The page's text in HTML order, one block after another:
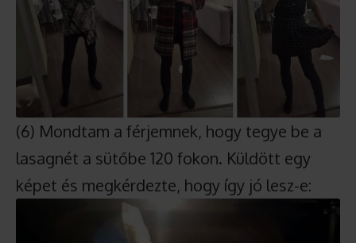
(6) Mondtam a férjemnek, hogy tegye be a
lasagnét a sütőbe 120 fokon. Küldött egy
képet és megkérdezte, hogy így jó lesz-e: